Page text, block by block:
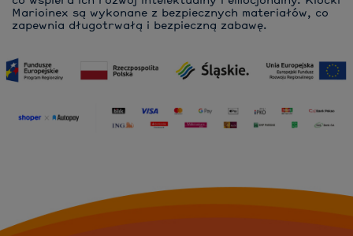
Marioinex są wykonane z bezpiecznych materiałów, co
zapewnia długotrwałą i bezpieczną zabawę.